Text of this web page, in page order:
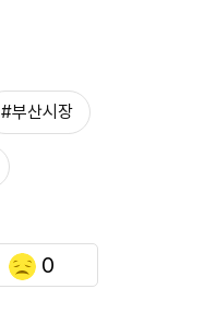
#부산시장
0